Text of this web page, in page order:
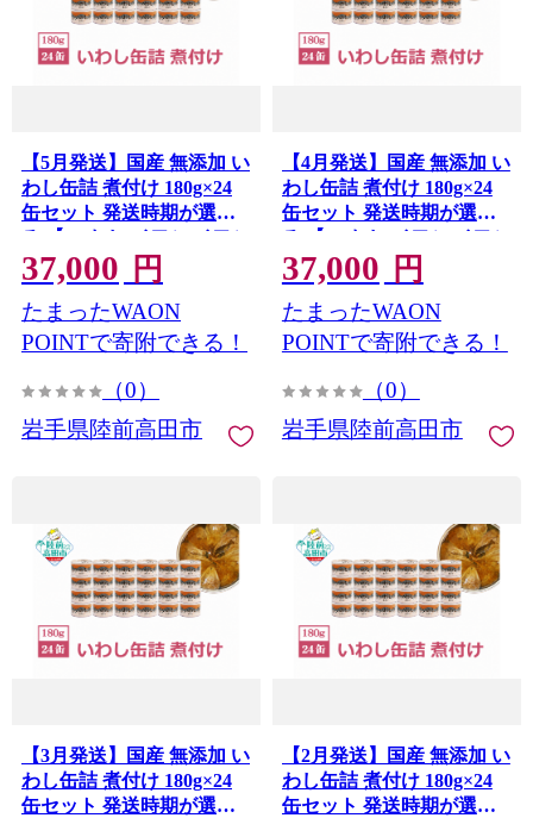
【5月発送】国産 無添加 い
わし缶詰 煮付け 180g×24
缶セット 発送時期が選べ
る 【 いわし イワシ イワシ
缶 魚 菊詰め 缶詰 無着色
海産物 防災 備蓄 長期保存
非常食 ローリングストッ
ク 国産 防災グッズ 】
37,000 円
たまったWAON
POINTで寄附できる！
（0）
岩手県陸前高田市
【4月発送】国産 無添加 い
わし缶詰 煮付け 180g×24
缶セット 発送時期が選べ
る 【 いわし イワシ イワシ
缶 魚 菊詰め 缶詰 無着色
海産物 防災 備蓄 長期保存
非常食 ローリングストッ
ク 国産 防災グッズ 】
37,000 円
たまったWAON
POINTで寄附できる！
（0）
岩手県陸前高田市
【3月発送】国産 無添加 い
わし缶詰 煮付け 180g×24
缶セット 発送時期が選べ
【2月発送】国産 無添加 い
わし缶詰 煮付け 180g×24
缶セット 発送時期が選べ